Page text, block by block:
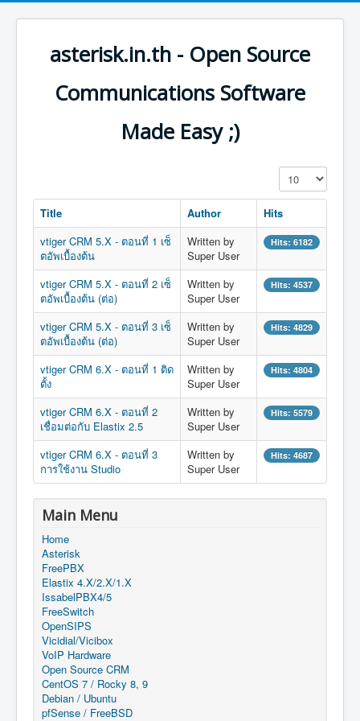
asterisk.in.th - Open Source
Communications Software
Made Easy ;)
Display #
Title Author
Hits
vtiger CRM 5.X - ตอนที่ 1 เซ็
ตอัพเบื้องต้น
Written by
Super User
Hits: 6182
vtiger CRM 5.X - ตอนที่ 2 เซ็
ตอัพเบื้องต้น (ต่อ)
Written by
Super User
Hits: 4537
vtiger CRM 5.X - ตอนที่ 3 เซ็
ตอัพเบื้องต้น (ต่อ)
Written by
Super User
Hits: 4829
vtiger CRM 6.X - ตอนที่ 1 ติด
ตั้ง
Written by
Super User
Hits: 4804
vtiger CRM 6.X - ตอนที่ 2
เชื่อมต่อกับ Elastix 2.5
Written by
Super User
Hits: 5579
vtiger CRM 6.X - ตอนที่ 3
การใช้งาน Studio
Written by
Super User
Hits: 4687
Main Menu
Home
Asterisk
FreePBX
Elastix 4.X/2.X/1.X
IssabelPBX4/5
FreeSwitch
OpenSIPS
Vicidial/Vicibox
VoIP Hardware
Open Source CRM
CentOS 7 / Rocky 8, 9
Debian / Ubuntu
pfSense / FreeBSD